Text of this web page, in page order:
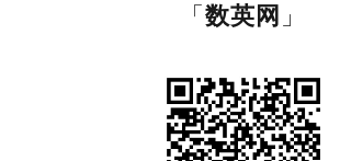
「数英网 」